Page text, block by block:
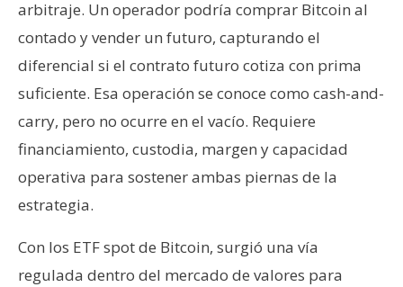
i
c
i
d
a
arbitraje. Un operador podría comprar Bitcoin al
contado y vender un futuro, capturando el
diferencial si el contrato futuro cotiza con prima
suficiente. Esa operación se conoce como cash-and-
carry, pero no ocurre en el vacío. Requiere
financiamiento, custodia, margen y capacidad
operativa para sostener ambas piernas de la
estrategia.
Con los ETF spot de Bitcoin, surgió una vía
regulada dentro del mercado de valores para